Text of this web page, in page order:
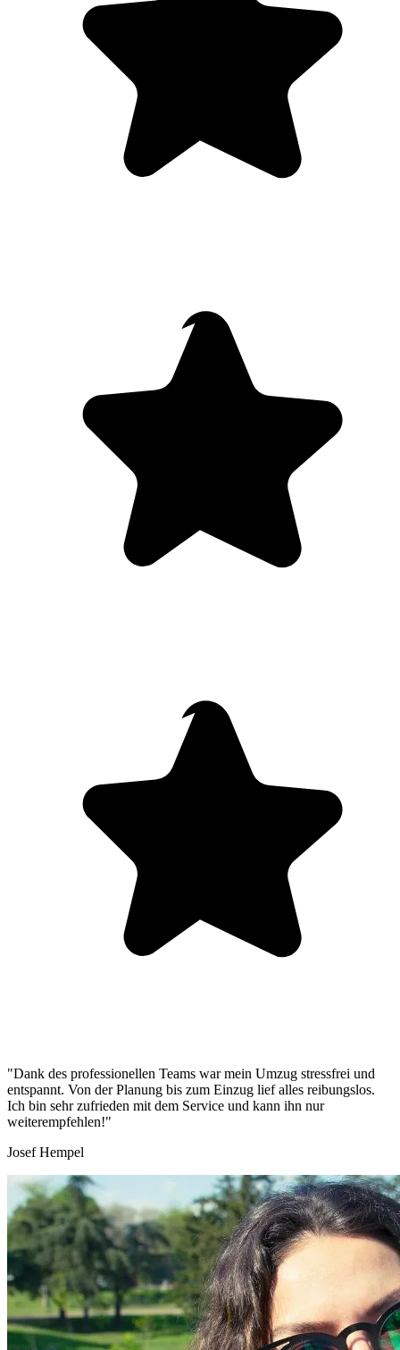
"Dank des professionellen Teams war mein Umzug stressfrei und
entspannt. Von der Planung bis zum Einzug lief alles reibungslos.
Ich bin sehr zufrieden mit dem Service und kann ihn nur
weiterempfehlen!"
Josef Hempel